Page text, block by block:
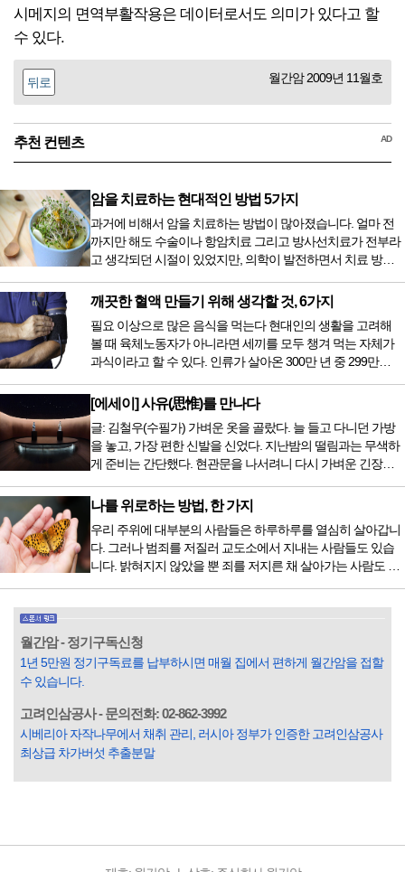
시메지의 면역부활작용은 데이터로서도 의미가 있다고 할
수 있다.
뒤로 월간암 2009년 11월호
추천 컨텐츠 AD
암을 치료하는 현대적인 방법 5가지
과거에 비해서 암을 치료하는 방법이 많아졌습니다. 얼마 전
까지만 해도 수술이나 항암치료 그리고 방사선치료가 전부라
고 생각되던 시절이 있었지만, 의학이 발전하면서 치료 방법
오면서 암을 치료하는 방법이 하나 더 추가되었습니다. 중입
자 치료를 받기 위해서는 일본이나 독일 등 중입자 치료기가
있는 나라에 가서 힘들게 치료받았지만 얼마 전 국내 도입 후
전립선암 환자를 시작으로 중입자 치료기가 가동되었습니다.
치료 범위가 한정되어 모든 암 환자가 중입자 치료를 받을 수
는 없지만 치료...
깨끗한 혈액 만들기 위해 생각할 것, 6가지
필요 이상으로 많은 음식을 먹는다 현대인의 생활을 고려해
볼 때 육체노동자가 아니라면 세끼를 모두 챙겨 먹는 자체가
과식이라고 할 수 있다. 인류가 살아온 300만 년 중 299만
저녁을 습관적으로 음식을 섭취한다. 게다가 밤늦은 시간까지
음식을 먹거나, 아침에 식욕이 없는데도 ‘아침을 먹어야 하루
가 활기차다’라는 이야기에 사로잡혀 억지로 먹는 경우가 많
다. 식욕이 없다는 느낌은 본능이 보내는 신호다. 즉 먹어도 소
화할 힘이 없다거나 더 이상 먹으면 혈액 안에 잉여물...
[에세이] 사유(思惟)를 만나다
글: 김철우(수필가) 가벼운 옷을 골랐다. 늘 들고 다니던 가방
을 놓고, 가장 편한 신발을 신었다. 지난밤의 떨림과는 무색하
게 준비는 간단했다. 현관문을 나서려니 다시 가벼운 긴장감
막이 열리기 전. 그 특유의 무대 냄새를 맡았을 때의 긴장감 같
은 것이었다. 두 금동 미륵 반가사유상을 만나러 가는 길은 그
렇게 시작됐다. 두 반가사유상을 알게 된 것은 몇 해 전이었다.
잡지의 발행인으로 독자에게 선보일 좋은 콘텐츠를 고민하던
중 우리 문화재를 하나씩 소개하고자...
나를 위로하는 방법, 한 가지
우리 주위에 대부분의 사람들은 하루하루를 열심히 살아갑니
다. 그러나 범죄를 저질러 교도소에서 지내는 사람들도 있습
니다. 밝혀지지 않았을 뿐 죄를 저지른 채 살아가는 사람도 있
입힌다는 것입니다. 미꾸라지 한 마리가 시냇물을 흐린다는
옛말이 그저 허투루 생기지는 않은 듯합니다. 대부분의 사람
들은 열심히 살아갑니다. 그렇다고 97%의 사람들이 모두 착
월간암 - 정기구독신청
1년 5만원 정기구독료를 납부하시면 매월 집에서 편하게 월간암을 접할
수 있습니다.
고려인삼공사 - 문의전화: 02-862-3992
시베리아 자작나무에서 채취 관리, 러시아 정부가 인증한 고려인삼공사
최상급 차가버섯 추출분말